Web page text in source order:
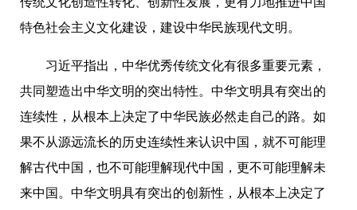
特色社会主义文化建设，建设中华民族现代文明。
习近平指出，中华优秀传统文化有很多重要元素，
共同塑造出中华文明的突出特性。中华文明具有突出的
连续性，从根本上决定了中华民族必然走自己的路。如
果不从源远流长的历史连续性来认识中国，就不可能理
解古代中国，也不可能理解现代中国，更不可能理解未
来中国。中华文明具有突出的创新性，从根本上决定了